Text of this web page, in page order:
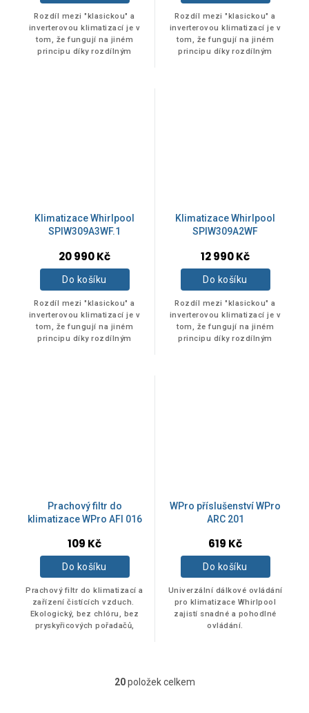
Rozdíl mezi "klasickou" a
inverterovou klimatizací je v
tom, že fungují na jiném
principu díky rozdílným
Rozdíl mezi "klasickou" a
inverterovou klimatizací je v
tom, že fungují na jiném
principu díky rozdílným
Klimatizace Whirlpool
SPIW309A3WF.1
20 990 Kč
Do košíku
Rozdíl mezi "klasickou" a
inverterovou klimatizací je v
tom, že fungují na jiném
principu díky rozdílným
Klimatizace Whirlpool
SPIW309A2WF
12 990 Kč
Do košíku
Rozdíl mezi "klasickou" a
inverterovou klimatizací je v
tom, že fungují na jiném
principu díky rozdílným
Prachový filtr do
klimatizace WPro AFI 016
109 Kč
Do košíku
Prachový filtr do klimatizací a
zařízení čistících vzduch.
Ekologický, bez chlóru, bez
pryskyřicových pořadačů,
WPro příslušenství WPro
ARC 201
619 Kč
Do košíku
Univerzální dálkové ovládání
pro klimatizace Whirlpool
zajistí snadné a pohodlné
ovládání.
O
20položek celkem